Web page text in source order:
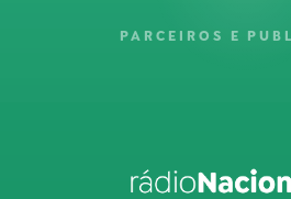
PARCEIROS E